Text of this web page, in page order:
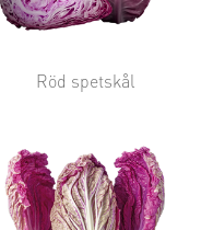
Röd spetskål